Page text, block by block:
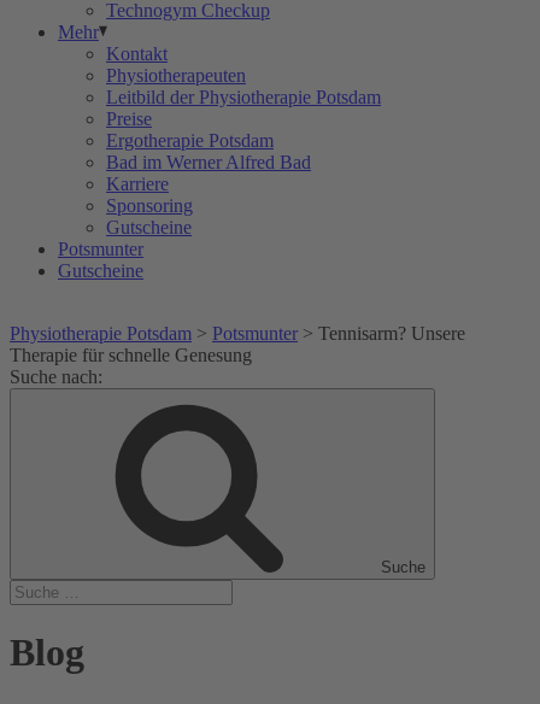
Technogym Checkup
Mehr
Kontakt
Physiotherapeuten
Leitbild der Physiotherapie Potsdam
Preise
Ergotherapie Potsdam
Bad im Werner Alfred Bad
Karriere
Sponsoring
Gutscheine
Potsmunter
Gutscheine
Physiotherapie Potsdam > Potsmunter > Tennisarm? Unsere
Therapie für schnelle Genesung
Suche nach:
Suche
Blog